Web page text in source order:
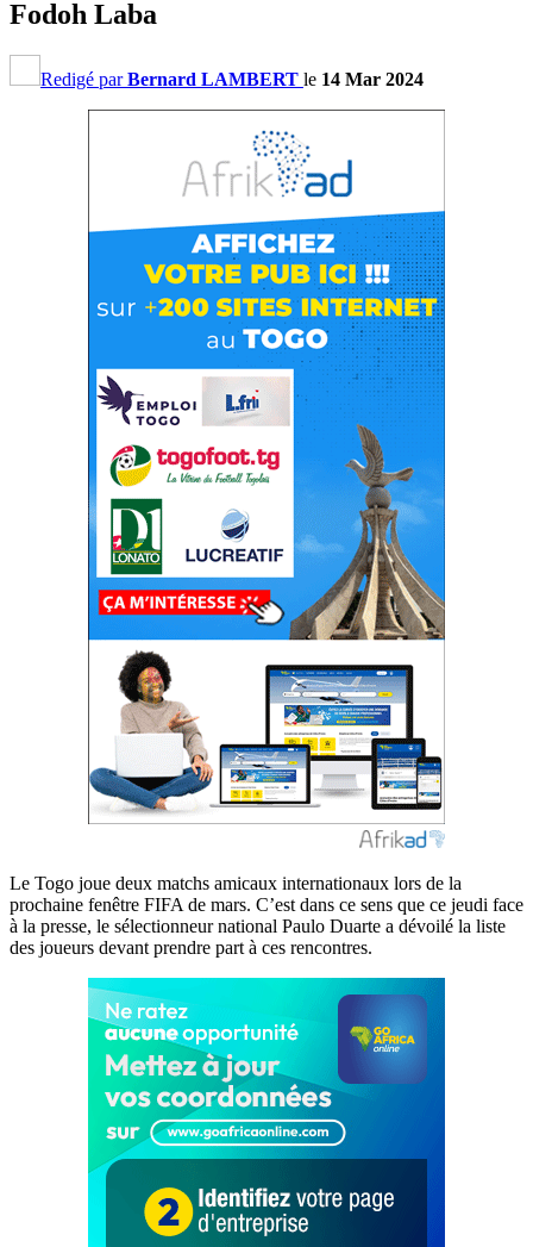
Fodoh Laba
Redigé parBernard LAMBERT le 14 Mar 2024
Le Togo joue deux matchs amicaux internationaux lors de la
prochaine fenêtre FIFA de mars. C’est dans ce sens que ce jeudi face
à la presse, le sélectionneur national Paulo Duarte a dévoilé la liste
des joueurs devant prendre part à ces rencontres.